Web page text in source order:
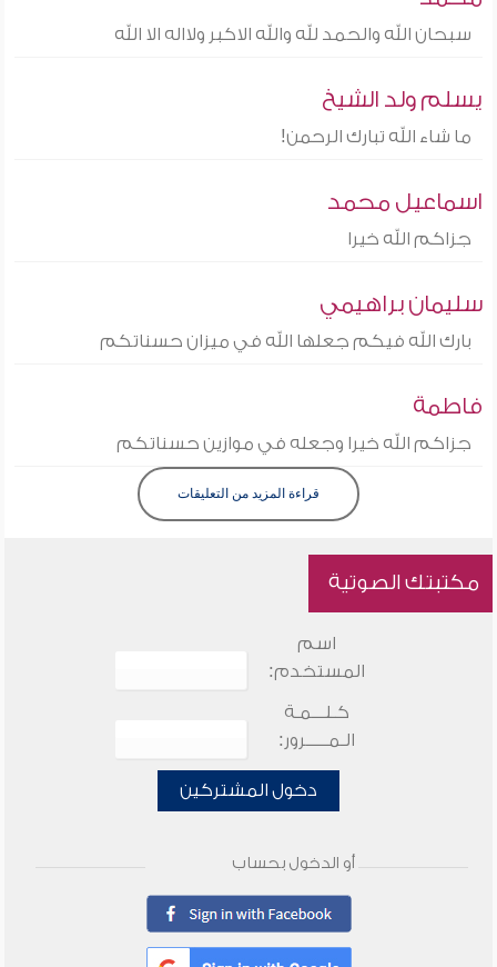
سبحان الله والحمد لله والله الاكبر ولااله الا الله
يسلم ولد الشيخ
ما شاء الله تبارك الرحمن!
اسماعيل محمد
جزاكم الله خيرا
سليمان براهيمي
بارك الله فيكم جعلها الله في ميزان حسناتكم
فاطمة
جزاكم الله خيرا وجعله في موازين حسناتكم
قراءة المزيد من التعليقات
مكتبتك الصوتية
اسم
المستخدم:
كـلـــمـة
الـمـــــرور:
دخول المشتركين
أو الدخول بحساب